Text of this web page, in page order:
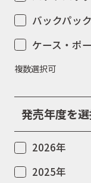
バックパック
ケース・ポ
複数選択可
発売年度を
2026年
2025年